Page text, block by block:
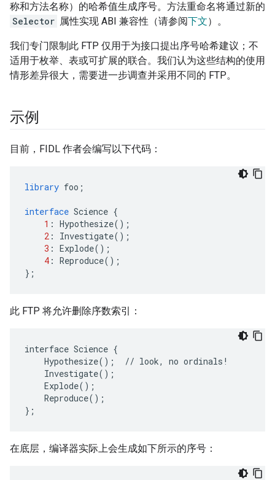
称和方法名称）的哈希值生成序号。方法重命名将通过新的
Selector 属性实现 ABI 兼容性（请参阅下文）。
我们专门限制此 FTP 仅用于为接口提出序号哈希建议；不
适用于枚举、表或可扩展的联合。我们认为这些结构的使用
情形差异很大，需要进一步调查并采用不同的 FTP。
示例
目前，FIDL 作者会编写以下代码：
library foo ;
interface Science {
1 : Hypothesize();
2 : Investigate();
3 : Explode();
4 : Reproduce();
};
此 FTP 将允许删除序数索引：
interface Science {
    Hypothesize();  // look, no ordinals!
    Investigate();
    Explode();
    Reproduce();
在底层，编译器实际上会生成如下所示的序号：